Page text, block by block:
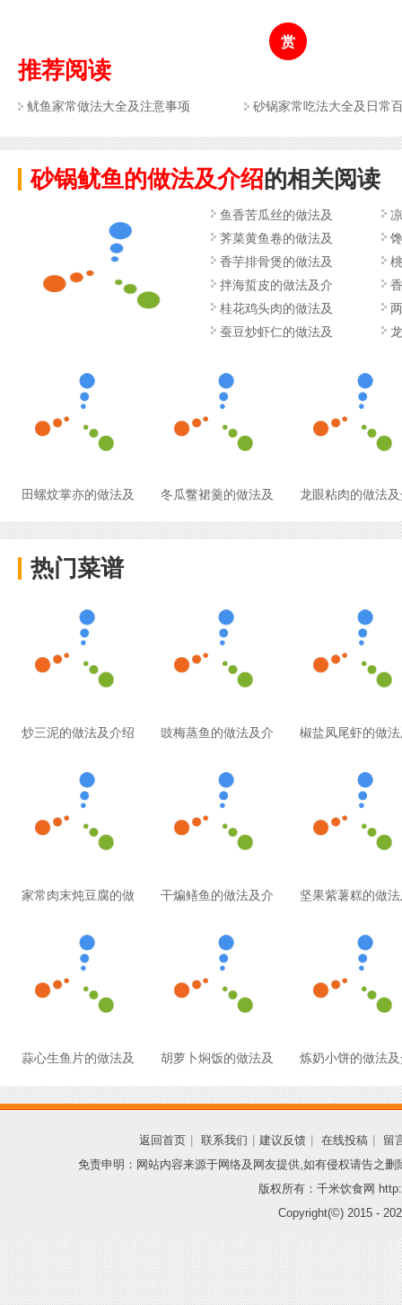
赏
推荐阅读
鱿鱼家常做法大全及注意事项 砂锅家常吃法大全及日常
砂锅鱿鱼的做法及介绍的相关阅读
鱼香苦瓜丝的做法及
荠菜黄鱼卷的做法及
香芋排骨煲的做法及
拌海蜇皮的做法及介
桂花鸡头肉的做法及
蚕豆炒虾仁的做法及
田螺炆掌亦的做法及 冬瓜鳖裙羹的做法及 龙眼粘肉的做法
热门菜谱
炒三泥的做法及介绍 豉梅蒸鱼的做法及介 椒盐凤尾虾的做
家常肉末炖豆腐的做 干煸鳝鱼的做法及介 坚果紫薯糕的做
蒜心生鱼片的做法及 胡萝卜焖饭的做法及 炼奶小饼的做法
返回首页 联系我们 建议反馈 在线投稿
留
免责申明：网站内容来源于网络及网友提供,如有侵权请告之
版权所有：千米饮食网
Copyright(©) 2015 -